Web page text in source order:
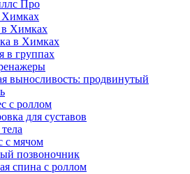
Про
Химках
Химках
в Химках
в группах
выносливость: продвинутый
с роллом
для суставов
с мячом
позвоночник
спина с роллом